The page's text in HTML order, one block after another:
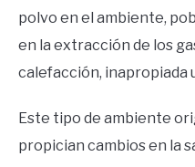
polvo en el ambiente,
en la extracción de los
calefacción, inapropiada
Este tipo de ambiente
propician cambios en la